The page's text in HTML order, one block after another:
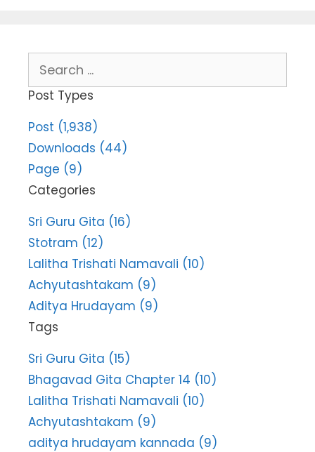
for:
Post Types
Post (1,938)
Downloads (44)
Page (9)
Categories
Sri Guru Gita (16)
Stotram (12)
Lalitha Trishati Namavali (10)
Achyutashtakam (9)
Aditya Hrudayam (9)
Tags
Sri Guru Gita (15)
Bhagavad Gita Chapter 14 (10)
Lalitha Trishati Namavali (10)
Achyutashtakam (9)
aditya hrudayam kannada (9)